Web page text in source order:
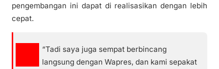
pengembangan ini dapat di realisasikan dengan lebih
cepat.
“Tadi saya juga sempat berbincang
langsung dengan Wapres, dan kami sepakat